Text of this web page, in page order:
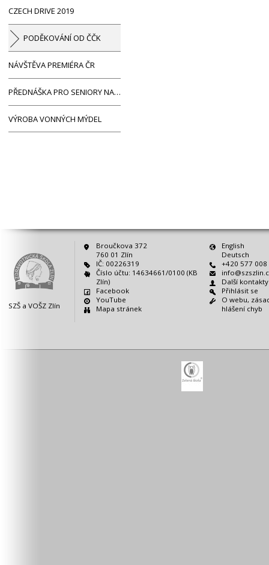
CZECH DRIVE 2019
PODĚKOVÁNÍ OD ČČK
NÁVŠTĚVA PREMIÉRA ČR
PŘEDNÁŠKA PRO SENIORY NA…
VÝROBA VONNÝCH MÝDEL
SZŠ a VOŠZ Zlín
Broučkova 372
760 01 Zlín
English
Deutsch
IČ: 00226319
Číslo účtu: 14634661/0100 (KB
Zlín)
+420 577 008
Další
Facebook
YouTube
Mapa stránek
Přihlásit se
O webu,
hlášení chyb